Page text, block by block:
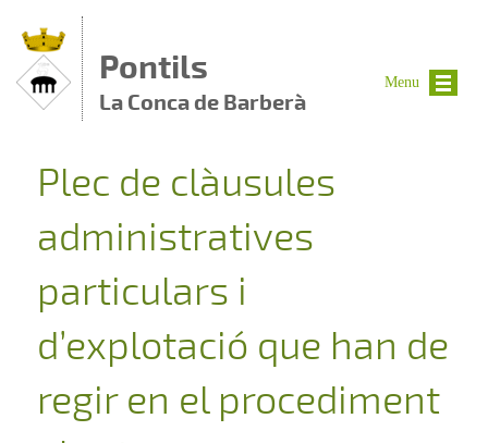
Pontils
La Conca de Barberà
Plec de clàusules
administratives
particulars i
d’explotació que han de
regir en el procediment
Menu